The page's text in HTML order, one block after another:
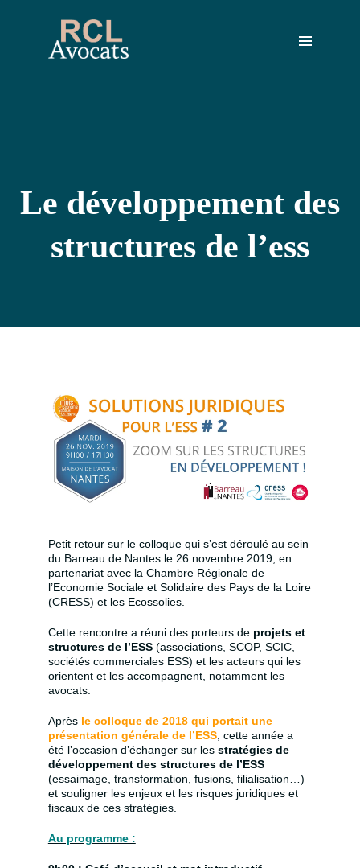
CONTACT
le développement des
structures de l’ess
Petit retour sur le colloque qui s’est déroulé au sein
du Barreau de Nantes le 26 novembre 2019, en
partenariat avec la Chambre Régionale de
l’Economie Sociale et Solidaire des Pays de la Loire
(CRESS) et les Ecossolies.
Cette rencontre a réuni des porteurs de projets et
structures de l’ESS(associations, SCOP, SCIC,
sociétés commerciales ESS) et les acteurs qui les
orientent et les accompagnent, notamment les
avocats.
Après le colloque de 2018 qui portait une
présentation générale de l’ESS, cette année a
été l’occasion d’échanger sur les stratégies de
développement des structures de l’ESS
(essaimage, transformation, fusions, filialisation…)
et souligner les enjeux et les risques juridiques et
fiscaux de ces stratégies.
Au programme :